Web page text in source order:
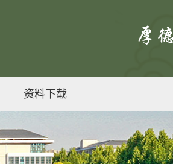
资料下载